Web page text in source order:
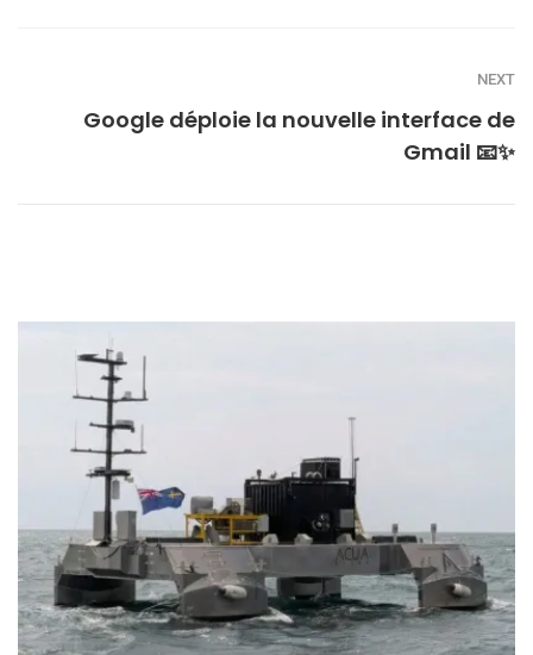
NEXT
Google déploie la nouvelle interface de
Gmail 📧✨